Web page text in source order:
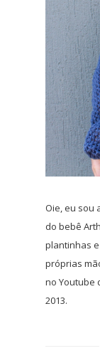
Oie, eu sou
do bebê
plantinhas
próprias
no Youtube
2013.